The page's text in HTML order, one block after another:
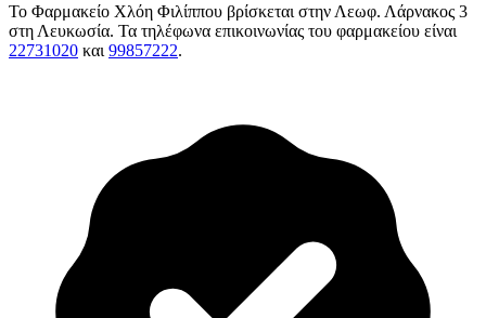
Το Φαρμακείο Χλόη Φιλίππου βρίσκεται στην Λεωφ. Λάρνακος 3
στη Λευκωσία. Τα τηλέφωνα επικοινωνίας του φαρμακείου είναι
22731020 και 99857222.